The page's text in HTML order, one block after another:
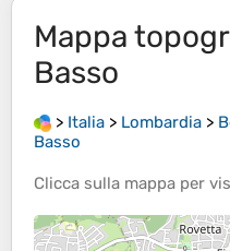
Mappa
Basso
> Italia > Lombardia >
Basso
Clicca sulla mappa per